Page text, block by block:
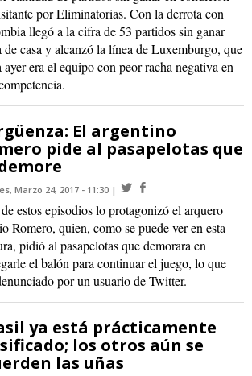
por Eliminatorias. Con la derrota con
llegó a la cifra de 53 partidos sin ganar
de casa y alcanzó la línea de Luxemburgo, que
ayer era el equipo con peor racha negativa en
El argentino
pide al pasapelotas que
Marzo 24, 2017 - 11:30
estos episodios lo protagonizó el arquero
Romero, quien, como se puede ver en esta
pidió al pasapelotas que demorara en
el balón para continuar el juego, lo que
por un usuario de Twitter.
ya está prácticamente
los otros aún se
las uñas